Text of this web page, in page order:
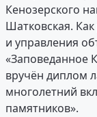
Кенозерского
Шатковская.
и управления
«Заповеданное
вручён диплом
многолетний
памятников».